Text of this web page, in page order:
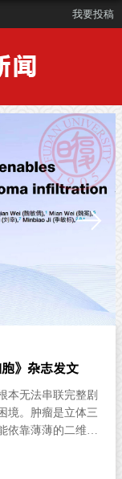
我要投稿
》杂志发文
本无法串联完整剧
境。肿瘤是立体三
靠薄薄的二维切
漏关键病变区域，